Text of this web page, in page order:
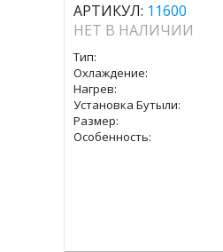
АРТИКУЛ: 11600
НЕТ В НАЛИЧИИ
Тип:
Охлаждение:
Нагрев:
Установка Бутыли:
Размер:
Особенность: